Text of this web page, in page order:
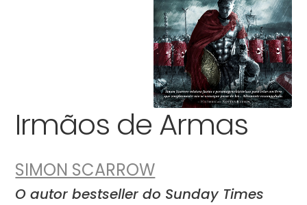
Irmãos de Armas
SIMON SCARROW
O autor bestseller do Sunday Times